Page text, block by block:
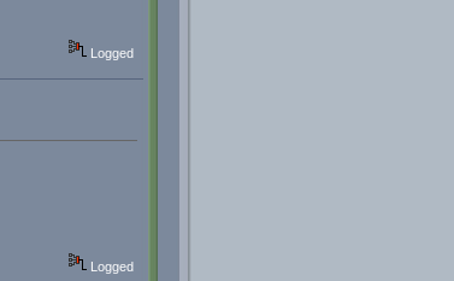
Logged
Logged